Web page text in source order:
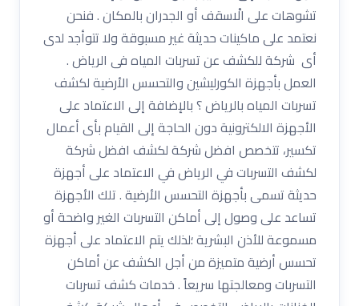
تشوهات على الْاسقف أو الجدران بالمكان . فنحن
نعتمد على ماكينات حديثة غير مسبوقة ولا تتوأجد لدى
أى شركة للكشف عن تسربات المياه فى الرياض .
العمل بأجهزة الكورليشين والتحسس الأرضية لكشف
تسربات المياه بالرياض ؟ بالإضافة إلى الاعتماد على
الأجهزة الالكترونية دون الحاجة إلى القيام بأى أعمال
تكسير، تتخصص افضل شركة لكشف افضل شركة
لكشف التسربات في الرياض في الاعتماد على أجهزة
حديثة تسمى بأجهزة التحسس الأرضية . تلك الأجهزة
تساعد على وصول إلى أماكن التسربات الغير واضحة أو
مسموعة للأذن البشرية ؛لذلك يتم الاعتماد على أجهزة
تحسس أرضية متميزة من أجل الكشف عن أماكن
التسربات ومعالجتها سريعاً . خدمات كشف تسربات